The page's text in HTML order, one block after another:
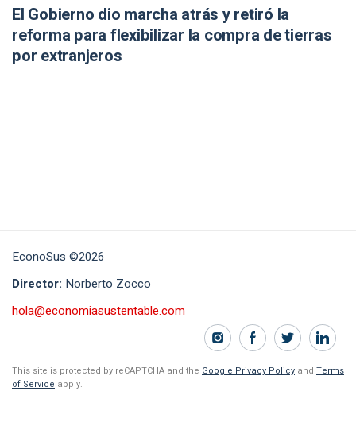
El Gobierno dio marcha atrás y retiró la
reforma para flexibilizar la compra de tierras
por extranjeros
EconoSus ©2026
Director: Norberto Zocco
hola@economiasustentable.com
This site is protected by reCAPTCHA and the Google Privacy Policy and Terms
of Service apply.